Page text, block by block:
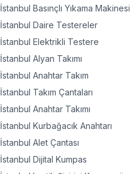
İstanbul Basınçlı Yıkama Makinesi
İstanbul Daire Testereler
İstanbul Elektrikli Testere
İstanbul Alyan Takımı
İstanbul Anahtar Takım
İstanbul Takım Çantaları
İstanbul Anahtar Takımı
İstanbul Kurbağacık Anahtarı
İstanbul Alet Çantası
İstanbul Dijital Kumpas